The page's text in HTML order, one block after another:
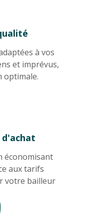
à vos
et imprévus,
optimale.
d'achat
économisant
aux tarifs
votre bailleur